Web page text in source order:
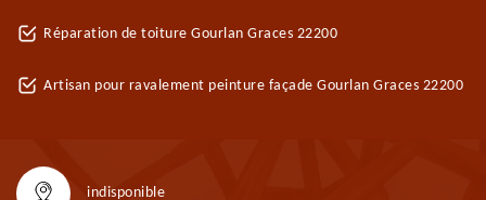
Réparation de toiture Gourlan Graces 22200
Artisan pour ravalement peinture façade Gourlan Graces 22200
indisponible